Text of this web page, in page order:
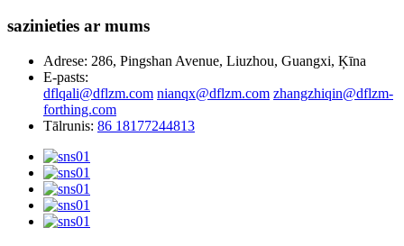
sazinieties ar mums
Adrese: 286, Pingshan Avenue, Liuzhou, Guangxi, Ķīna
E-pasts:
dflqali@dflzm.com nianqx@dflzm.com zhangzhiqin@dflzm-
forthing.com
Tālrunis: 86 18177244813